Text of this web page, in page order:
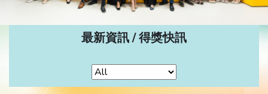
最新資訊 / 得獎快訊